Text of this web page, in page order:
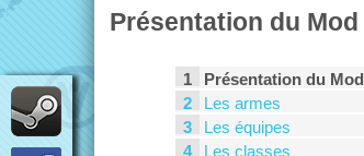
Présentation du Mod
1
Présentation du Mod
2
Les armes
3
Les équipes
4
Les classes